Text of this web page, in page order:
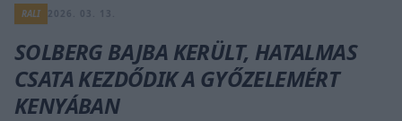
RALI
SOLBERG BAJBA KERÜLT, HATALMAS
CSATA KEZDŐDIK A GYŐZELEMÉRT
KENYÁBAN